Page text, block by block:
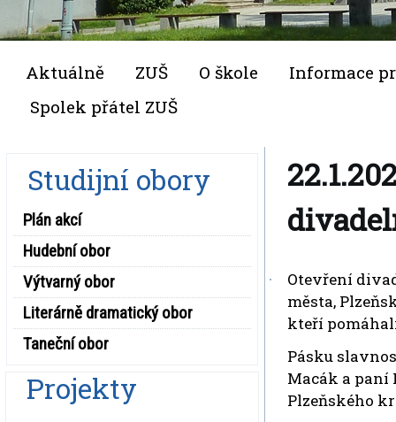
Aktuálně ZUŠ O škole
Informace
Spolek přátel ZUŠ
Studijní obory
Plán akcí
Hudební obor
Výtvarný obor
Literárně dramatický obor
Taneční obor
Projekty
Otevření
města,
kteří
Pásku
Macák a paní
Plzeňského